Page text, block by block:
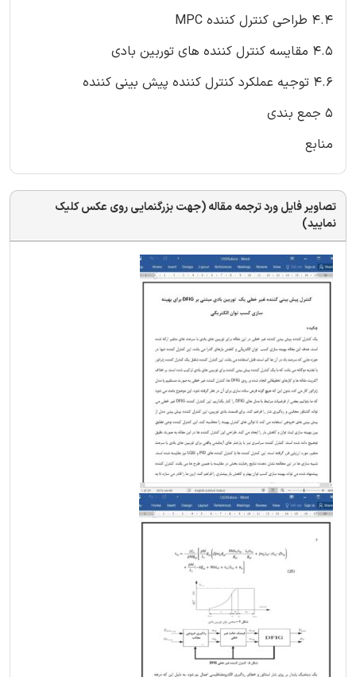
4.4 طراحی کنترل کننده MPC
4.5 مقایسه کنترل کننده های توربین بادی
4.6 توجیه عملکرد کنترل کننده پیش بینی کننده
5 جمع بندی
منابع
تصاویر فایل ورد ترجمه مقاله (جهت بزرگنمایی روی عکس کلیک
نمایید)